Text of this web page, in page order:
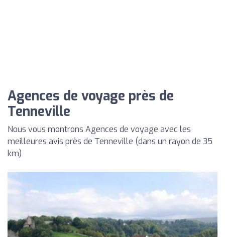
Agences de voyage près de
Tenneville
Nous vous montrons Agences de voyage avec les
meilleures avis près de Tenneville (dans un rayon de 35
km)